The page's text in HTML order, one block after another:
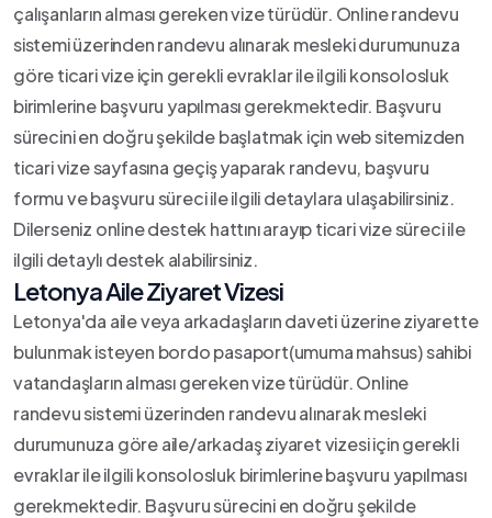
çalışanların alması gereken vize türüdür. Online randevu
sistemi üzerinden randevu alınarak mesleki durumunuza
göre ticari vize için gerekli evraklar ile ilgili konsolosluk
birimlerine başvuru yapılması gerekmektedir. Başvuru
sürecini en doğru şekilde başlatmak için web sitemizden
ticari vize sayfasına geçiş yaparak randevu, başvuru
formu ve başvuru süreci ile ilgili detaylara ulaşabilirsiniz.
Dilerseniz online destek hattını arayıp ticari vize süreci ile
ilgili detaylı destek alabilirsiniz.
Letonya Aile Ziyaret Vizesi
Letonya'da aile veya arkadaşların daveti üzerine ziyarette
bulunmak isteyen bordo pasaport(umuma mahsus) sahibi
vatandaşların alması gereken vize türüdür. Online
randevu sistemi üzerinden randevu alınarak mesleki
durumunuza göre aile/arkadaş ziyaret vizesi için gerekli
evraklar ile ilgili konsolosluk birimlerine başvuru yapılması
gerekmektedir. Başvuru sürecini en doğru şekilde